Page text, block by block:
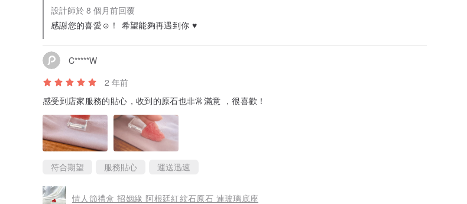
設計師於 8 個月前回覆
感謝您的喜愛☺️！ 希望能夠再遇到你 ♥
C*****W
2 年前
感受到店家服務的貼心，收到的原石也非常滿意 ，很喜歡！
符合期望 服務貼心 運送迅速
情人節禮盒 招姻緣 阿根廷紅紋石原石 連玻璃底座